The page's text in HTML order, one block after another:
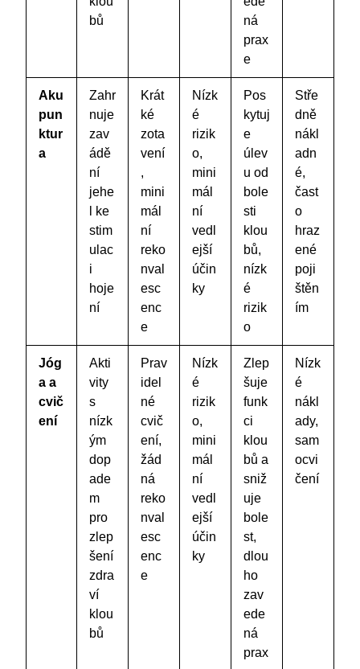
bů
ná
prax
e
Aku
pun
ktur
a
Zahr
nuje
zav
ádě
ní
jehe
l ke
stim
ulac
i
hoje
ní
Krát
ké
zota
vení
,
mini
mál
ní
reko
nval
esc
enc
e
Nízk
é
rizik
o,
mini
mál
ní
vedl
ejší
účin
ky
Pos
kytuj
e
úlev
u od
bole
sti
klou
bů,
nízk
é
rizik
o
Stře
dně
nákl
adn
é,
čast
o
hraz
ené
poji
štěn
ím
Jóg
a a
cvič
ení
Akti
vity
s
nízk
ým
dop
ade
m
pro
zlep
šení
zdra
ví
klou
bů
Prav
idel
né
cvič
ení,
žád
ná
reko
nval
esc
enc
e
Nízk
é
rizik
o,
mini
mál
ní
vedl
ejší
účin
ky
Zlep
šuje
funk
ci
klou
bů a
sniž
uje
bole
st,
dlou
ho
zav
ede
ná
prax
Nízk
é
nákl
ady,
sam
ocvi
čení